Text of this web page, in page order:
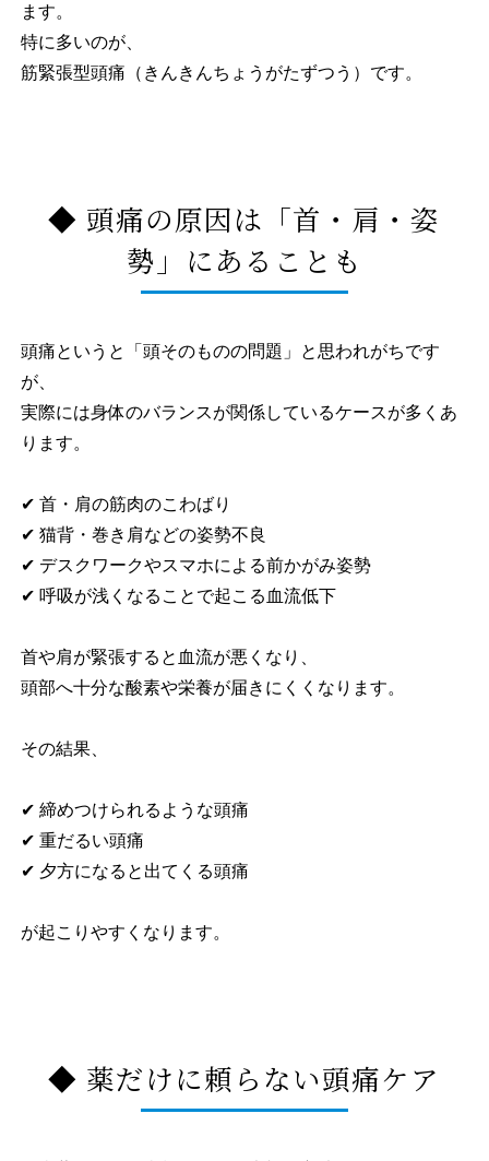
ます。
特に多いのが、
筋緊張型頭痛（きんきんちょうがたずつう）です。
◆ 頭痛の原因は「首・肩・姿
勢」にあることも
頭痛というと「頭そのものの問題」と思われがちです
が、
実際には身体のバランスが関係しているケースが多くあ
ります。
✔ 首・肩の筋肉のこわばり
✔ 猫背・巻き肩などの姿勢不良
✔ デスクワークやスマホによる前かがみ姿勢
✔ 呼吸が浅くなることで起こる血流低下
首や肩が緊張すると血流が悪くなり、
頭部へ十分な酸素や栄養が届きにくくなります。
その結果、
✔ 締めつけられるような頭痛
✔ 重だるい頭痛
✔ 夕方になると出てくる頭痛
が起こりやすくなります。
◆ 薬だけに頼らない頭痛ケア